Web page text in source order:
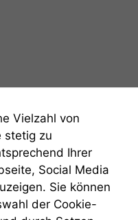
Vielzahl von
stetig zu
Ihrer
Social Media
Sie können
der Cookie-
Marketing
Wir speichern
anonyme Daten ab,
um interne
marketingtechnische
Auswertungen
durchführen zu